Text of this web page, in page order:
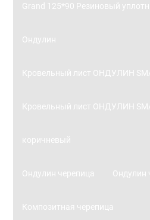
Grand 125*90 Резиновый
Ондулин
Кровельный лист ОНДУЛИН
Кровельный лист ОНДУЛИН
коричневый
Ондулин черепица Ондулин
Композитная черепица